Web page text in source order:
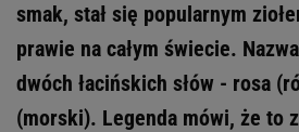
smak, stał się popularnym
prawie na całym świecie.
dwóch łacińskich słów - rosa
(morski). Legenda mówi, że to